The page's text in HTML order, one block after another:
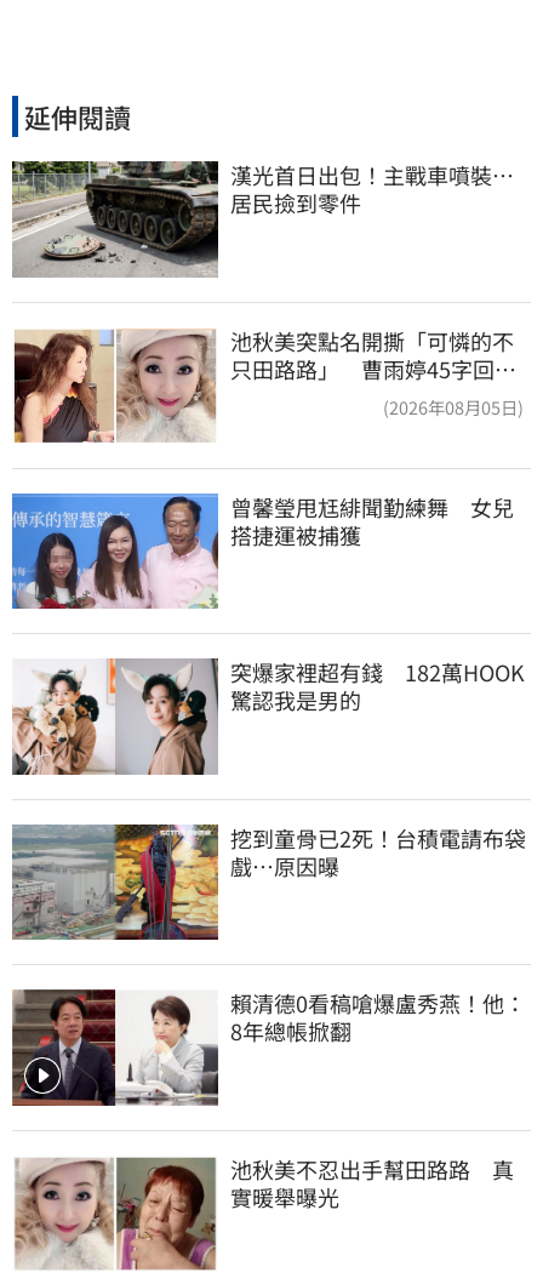
延伸閱讀
漢光首日出包！主戰車噴裝…
居民撿到零件
池秋美突點名開撕「可憐的不
只田路路」 曹雨婷45字回應
(2026年08月05日)
曾馨瑩甩尪緋聞勤練舞　女兒
搭捷運被捕獲
突爆家裡超有錢　182萬HOOK
驚認我是男的
挖到童骨已2死！台積電請布袋
戲…原因曝
賴清德0看稿嗆爆盧秀燕！他：
8年總帳掀翻
池秋美不忍出手幫田路路　真
實暖舉曝光